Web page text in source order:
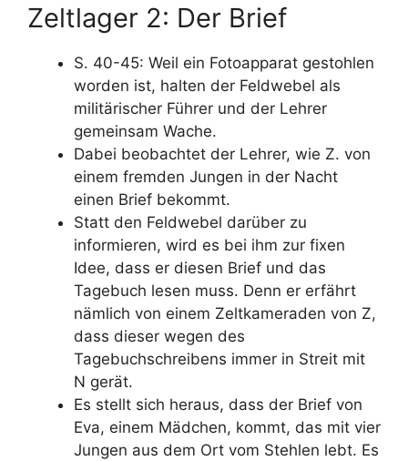
Zeltlager 2: Der Brief
S. 40-45: Weil ein Fotoapparat gestohlen
worden ist, halten der Feldwebel als
militärischer Führer und der Lehrer
gemeinsam Wache.
Dabei beobachtet der Lehrer, wie Z. von
einem fremden Jungen in der Nacht
einen Brief bekommt.
Statt den Feldwebel darüber zu
informieren, wird es bei ihm zur fixen
Idee, dass er diesen Brief und das
Tagebuch lesen muss. Denn er erfährt
nämlich von einem Zeltkameraden von Z,
dass dieser wegen des
Tagebuchschreibens immer in Streit mit
N gerät.
Es stellt sich heraus, dass der Brief von
Eva, einem Mädchen, kommt, das mit vier
Jungen aus dem Ort vom Stehlen lebt. Es